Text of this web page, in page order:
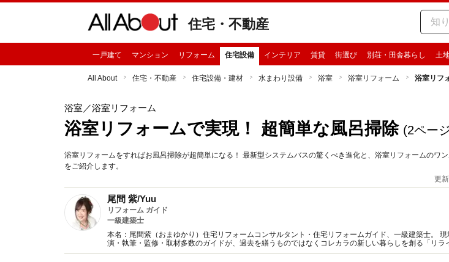
住宅・不動産
一戸建て マンション リフォーム 住宅設備 インテリア 賃貸 街選び 別荘・田舎暮らし 土
All About 住宅・不動産 住宅設備・建材 水まわり設備 浴室 浴室リフォーム 浴室リフ
浴室 ／浴室リフォーム
浴室リフォームで実現！ 超簡単な風呂掃除 (2ペー
浴室リフォームをすればお風呂掃除が超簡単になる！ 最新型システムバスの驚くべき進化と、浴室リフォームのワ
をご紹介します。
更
尾間 紫/Yuu
リフォーム ガイド
一級建築士
本名：尾間紫（おまゆかり）住宅リフォームコンサルタント・住宅リフォームガイド、一級建築士。
演・執筆・監修・取材多数のガイドが、過去を繕うものではなくコレカラの新しい暮らしを創る「リラ
提唱。本当に満足するリフォームのノウハウをお伝えしています。